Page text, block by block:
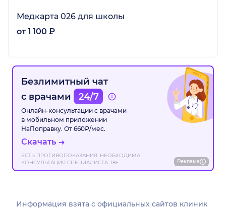
Медкарта 026 для школы
от 1 100 ₽
Безлимитный чат
с врачами
24/7
Онлайн-консультации с врачами
в мобильном приложении
НаПоправку. От 660₽/мес.
Скачать
ЕСТЬ ПРОТИВОПОКАЗАНИЯ. НЕОБХОДИМА
КОНСУЛЬТАЦИЯ СПЕЦИАЛИСТА. 18+
Реклама
Информация взята c официальных сайтов клиник